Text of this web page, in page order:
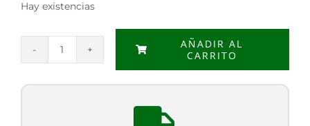
Hay existencias
CUISINE
ANACARDO
AÑADIR AL
CARRITO